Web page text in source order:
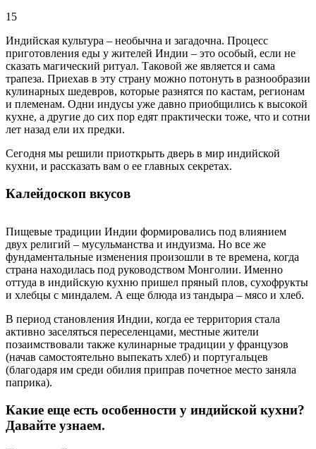
15
Индийская культура – необычна и загадочна. Процесс
приготовления еды у жителей Индии – это особый, если не
сказать магический ритуал. Таковой же является и сама
трапеза. Приехав в эту страну можно потонуть в разнообразии
кулинарных шедевров, которые разнятся по кастам, регионам
и племенам. Одни индусы уже давно приобщились к высокой
кухне, а другие до сих пор едят практически тоже, что и сотни
лет назад ели их предки.
Сегодня мы решили приоткрыть дверь в мир индийской
кухни, и рассказать вам о ее главных секретах.
Калейдоскоп вкусов
Пищевые традиции Индии формировались под влиянием
двух религий – мусульманства и индуизма. Но все же
фундаментальные изменения произошли в те времена, когда
страна находилась под руководством Монголии. Именно
оттуда в индийскую кухню пришел пряный плов, сухофрукты
и хлебцы с миндалем. А еще блюда из тандыра – мясо и хлеб.
В период становления Индии, когда ее территория стала
активно заселяться переселенцами, местные жители
позаимствовали также кулинарные традиции у французов
(начав самостоятельно выпекать хлеб) и португальцев
(благодаря им среди обилия приправ почетное место заняла
паприка).
Какие еще есть особенности у индийской кухни?
Давайте узнаем.